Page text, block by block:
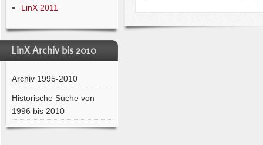
LinX 2011
LinX Archiv bis 2010
Archiv 1995-2010
Historische Suche von
1996 bis 2010